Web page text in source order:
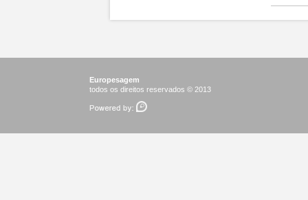
Europesagem
todos os direitos reservados © 2013